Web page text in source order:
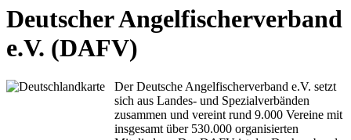
Deutscher Angelfischerverband
e.V. (DAFV)
Der Deutsche Angelfischerverband e.V. setzt
sich aus Landes- und Spezialverbänden
zusammen und vereint rund 9.000 Vereine mit
insgesamt über 530.000 organisierten